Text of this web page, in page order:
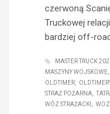
czerwoną
Truckowej
bardziej off-
MASTER TRUCK
MASZYNY WOJSKOWE
OLDTIMER
STRAŻ POŻARNA
WÓZ STRAŻACKI